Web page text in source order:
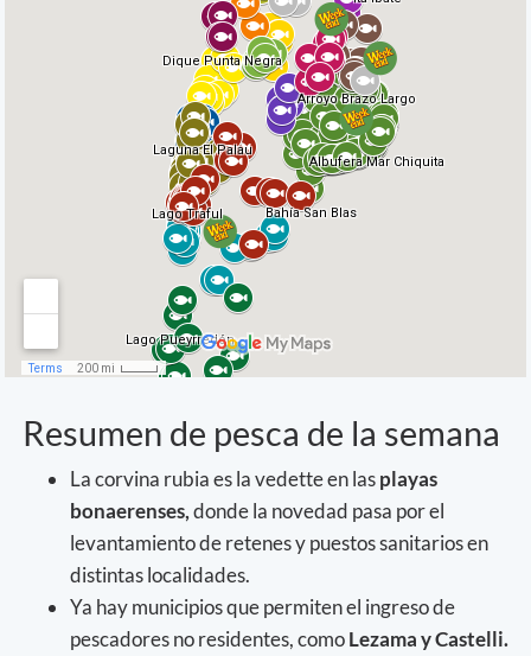
Resumen de pesca de la semana
La corvina rubia es la vedette en lasplayas
bonaerenses,donde la novedad pasa por el
levantamiento de retenes y puestos sanitarios en
distintas localidades.
Ya hay municipios que permiten el ingreso de
pescadores no residentes, comoLezama y Castelli.